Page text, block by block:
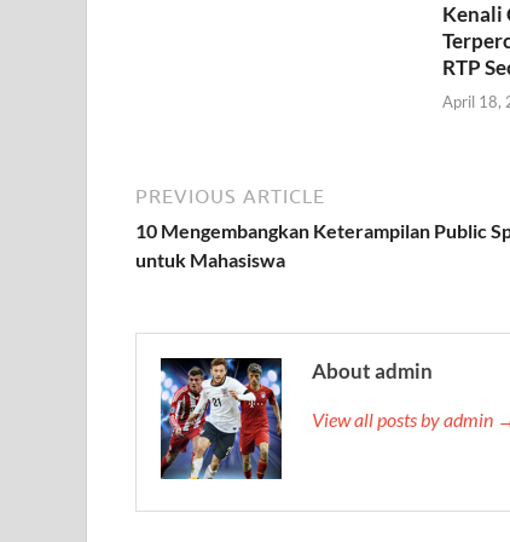
Kenali
RTP
April 18,
PREVIOUS ARTICLE
10 Mengembangkan Keterampilan Public
untuk Mahasiswa
About admin
View all posts by admin